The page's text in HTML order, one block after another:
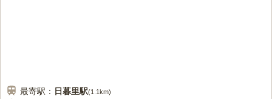
最寄駅： 日暮里駅(1.1km)